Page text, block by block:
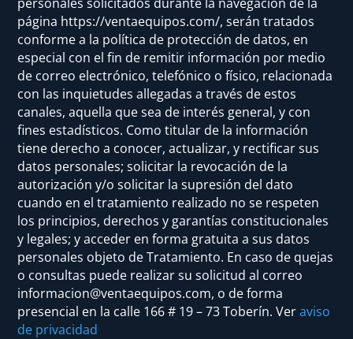
página https://ventaequipos.com/, serán tratados
conforme a la política de protección de datos, en
especial con el fin de remitir información por medio
de correo electrónico, telefónico o físico, relacionada
con las inquietudes allegadas a través de estos
canales, aquella que sea de interés general, y con
fines estadísticos. Como titular de la información
tiene derecho a conocer, actualizar, y rectificar sus
datos personales; solicitar la revocación de la
autorización y/o solicitar la supresión del dato
cuando en el tratamiento realizado no se respeten
los principios, derechos y garantías constitucionales
y legales; y acceder en forma gratuita a sus datos
personales objeto de Tratamiento. En caso de quejas
o consultas puede realizar su solicitud al correo
informacion@ventaequipos.com, o de forma
presencial en la calle 166 # 19 – 73 Toberín. Veraviso
de privacidad